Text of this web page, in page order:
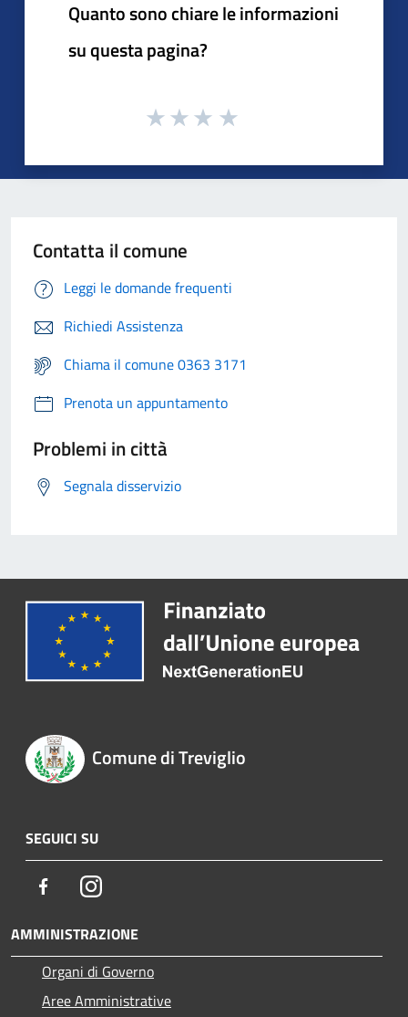
Quanto sono chiare le informazioni
su questa pagina?
Contatta il comune
Leggi le domande frequenti
Richiedi Assistenza
Chiama il comune 0363 3171
Prenota un appuntamento
Problemi in città
Segnala disservizio
Comune di Treviglio
SEGUICI SU
FacebookInstagram
AMMINISTRAZIONE
Organi di Governo
Aree Amministrative